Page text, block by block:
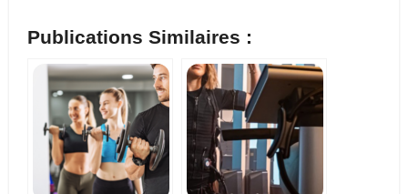
Publications Similaires :